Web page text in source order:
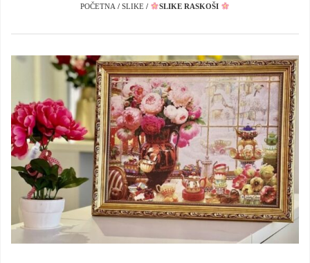
POČETNA /SLIKE / SLIKE RASKOŠI